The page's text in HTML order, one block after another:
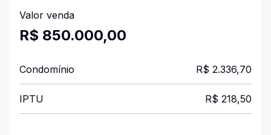
Valor venda
R$ 850.000,00
Condomínio R$ 2.336,70
IPTU R$ 218,50